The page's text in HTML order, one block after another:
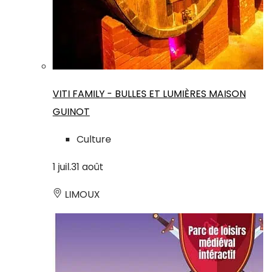
VITI FAMILY - BULLES ET LUMIÈRES MAISON
GUINOT
Culture
1 juil.31 août
LIMOUX